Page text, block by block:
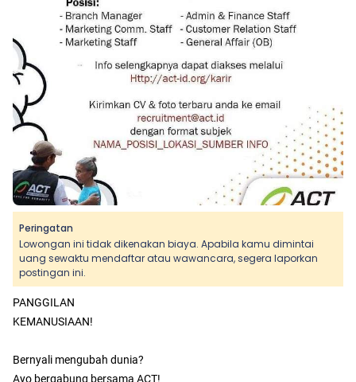
Peringatan
Lowongan ini tidak dikenakan biaya. Apabila kamu dimintai
uang sewaktu mendaftar atau wawancara, segera laporkan
postingan ini.
PANGGILAN
KEMANUSIAAN!
Bernyali mengubah dunia?
Ayo bergabung bersama ACT!